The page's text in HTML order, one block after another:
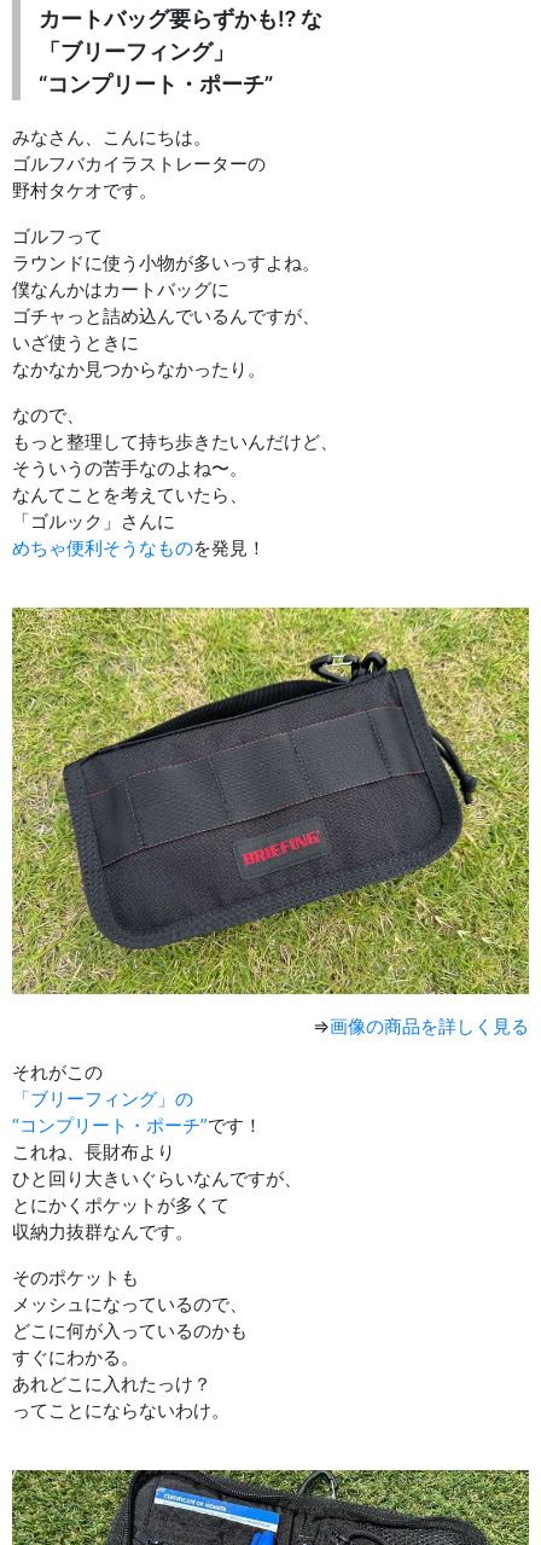
カートバッグ要らずかも⁉︎ な
「ブリーフィング」
“コンプリート・ポーチ”
みなさん、こんにちは。
ゴルフバカイラストレーターの
野村タケオです。
ゴルフって
ラウンドに使う小物が多いっすよね。
僕なんかはカートバッグに
ゴチャっと詰め込んでいるんですが、
いざ使うときに
なかなか見つからなかったり。
なので、
もっと整理して持ち歩きたいんだけど、
そういうの苦手なのよね〜。
なんてことを考えていたら、
「ゴルック」さんに
めちゃ便利そうなものを発見！
⇒画像の商品を詳しく見る
それがこの
「ブリーフィング」の
“コンプリート・ポーチ”です！
これね、長財布より
ひと回り大きいぐらいなんですが、
とにかくポケットが多くて
収納力抜群なんです。
そのポケットも
メッシュになっているので、
どこに何が入っているのかも
すぐにわかる。
あれどこに入れたっけ？
ってことにならないわけ。